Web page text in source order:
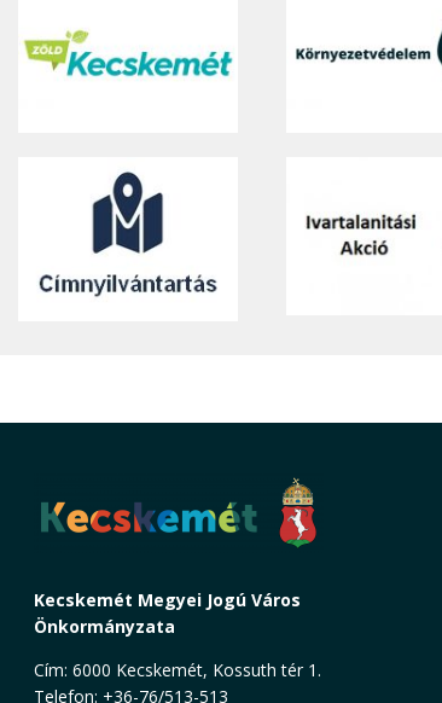
Kecskemét Megyei Jogú Város
Önkormányzata
Cím: 6000 Kecskemét, Kossuth tér 1.
Telefon: +36-76/513-513